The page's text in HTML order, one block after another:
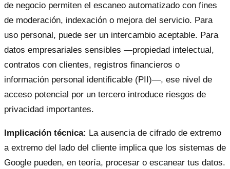
de negocio permiten el escaneo automatizado con fines
de moderación, indexación o mejora del servicio. Para
uso personal, puede ser un intercambio aceptable. Para
datos empresariales sensibles —propiedad intelectual,
contratos con clientes, registros financieros o
información personal identificable (PII)—, ese nivel de
acceso potencial por un tercero introduce riesgos de
privacidad importantes.
Implicación técnica: La ausencia de cifrado de extremo
a extremo del lado del cliente implica que los sistemas de
Google pueden, en teoría, procesar o escanear tus datos.